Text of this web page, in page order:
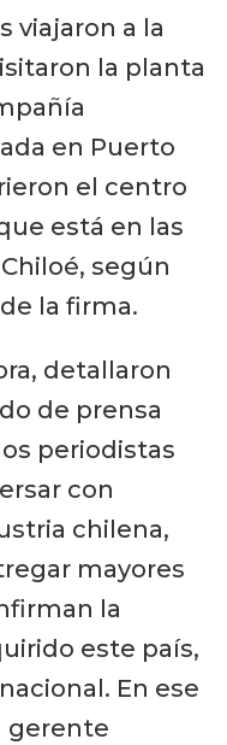
viajaron a la
la planta
en Puerto
el centro
está en las
según
la firma.
detallaron
de prensa
periodistas
con
chilena,
mayores
la
este país,
En ese
gerente